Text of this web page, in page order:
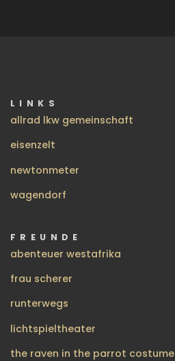
LINKS
allrad lkw gemeinschaft
eisenzelt
newtonmeter
wagendorf
FREUNDE
abenteuer westafrika
frau scherer
runterwegs
lichtspieltheater
the raven in the parrot costume